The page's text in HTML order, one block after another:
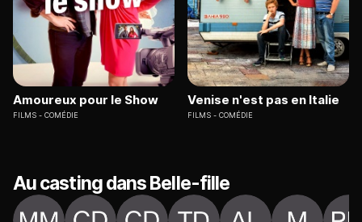
Amoureux pour le Show
FILMS COMÉDIE
Venise n'est pas en Italie
FILMS COMÉDIE
Au casting dans Belle-fille